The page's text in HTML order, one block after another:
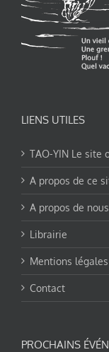
LIENS UTILES
TAO-YIN Le site
A propos de ce
A propos de nous
Librairie
Mentions légales
Contact
PROCHAINS